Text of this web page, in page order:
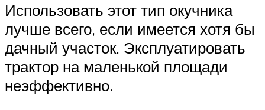
Использовать этот тип окучника
лучше всего, если имеется хотя бы
дачный участок. Эксплуатировать
трактор на маленькой площади
неэффективно.